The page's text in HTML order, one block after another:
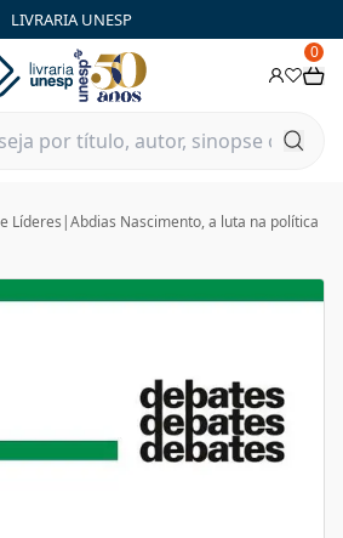
LIVRARIA UNESP
0
Líderes |Abdias Nascimento, a luta na política